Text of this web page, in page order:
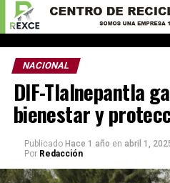
NACIONAL
DIF-Tlalnepantla
bienestar y
Publicado Hace 1 año en abril 1,
Por Redacción